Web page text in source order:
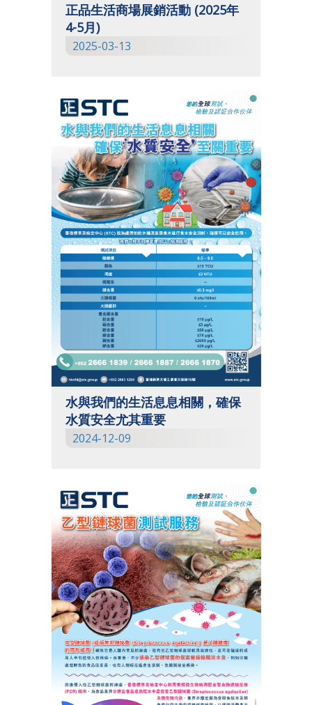
正品生活商場展銷活動 (2025年
4-5月)
2025-03-13
水與我們的生活息息相關，確保
水質安全尤其重要
2024-12-09